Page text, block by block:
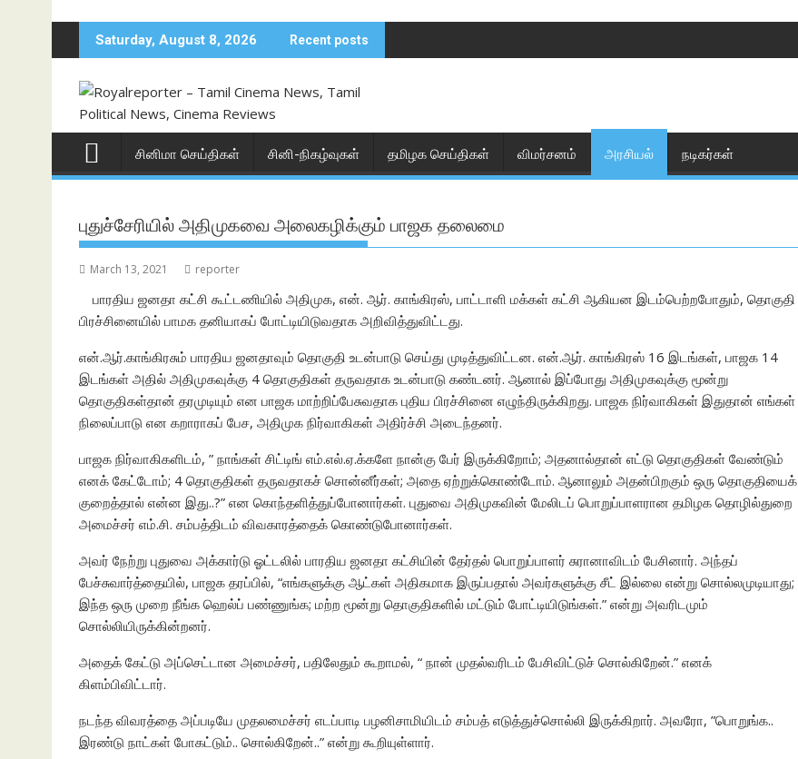
content
Saturday, August 8, 2026 Recent posts
சினிமா செய்திகள் சினி-நிகழ்வுகள் தமிழக செய்திகள் விமர்சனம் அரசியல் நடிகர்கள்
புதுச்சேரியில் அதிமுகவை அலைகழிக்கும் பாஜக தலைமை
March 13, 2021 reporter
பாரதிய ஜனதா கட்சி கூட்டணியில் அதிமுக, என். ஆர். காங்கிரஸ், பாட்டாளி மக்கள் கட்சி ஆகியன இடம்பெற்றபோதும், தொகுதி
பிரச்சினையில் பாமக தனியாகப் போட்டியிடுவதாக அறிவித்துவிட்டது.
என்.ஆர்.காங்கிரசும் பாரதிய ஜனதாவும் தொகுதி உடன்பாடு செய்து முடித்துவிட்டன. என்.ஆர். காங்கிரஸ் 16 இடங்கள், பாஜக 14
இடங்கள் அதில் அதிமுகவுக்கு 4 தொகுதிகள் தருவதாக உடன்பாடு கண்டனர். ஆனால் இப்போது அதிமுகவுக்கு மூன்று
தொகுதிகள்தான் தரமுடியும் என பாஜக மாற்றிப்பேசுவதாக புதிய பிரச்சினை எழுந்திருக்கிறது. பாஜக நிர்வாகிகள் இதுதான் எங்கள்
நிலைப்பாடு என கறாராகப் பேச, அதிமுக நிர்வாகிகள் அதிர்ச்சி அடைந்தனர்.
பாஜக நிர்வாகிகளிடம், ” நாங்கள் சிட்டிங் எம்.எல்.ஏ.க்களே நான்கு பேர் இருக்கிறோம்; அதனால்தான் எட்டு தொகுதிகள் வேண்டும்
எனக் கேட்டோம்; 4 தொகுதிகள் தருவதாகச் சொன்னீர்கள்; அதை ஏற்றுக்கொண்டோம். ஆனாலும் அதன்பிறகும் ஒரு தொகுதியைக்
குறைத்தால் என்ன இது..?” என கொந்தளித்துப்போனார்கள். புதுவை அதிமுகவின் மேலிடப் பொறுப்பாளரான தமிழக தொழில்துறை
அமைச்சர் எம்.சி. சம்பத்திடம் விவகாரத்தைக் கொண்டுபோனார்கள்.
அவர் நேற்று புதுவை அக்கார்டு ஓட்டலில் பாரதிய ஜனதா கட்சியின் தேர்தல் பொறுப்பாளர் சுரானாவிடம் பேசினார். அந்தப்
பேச்சுவார்த்தையில், பாஜக தரப்பில், “எங்களுக்கு ஆட்கள் அதிகமாக இருப்பதால் அவர்களுக்கு சீட் இல்லை என்று சொல்லமுடியாது;
இந்த ஒரு முறை நீங்க ஹெல்ப் பண்ணுங்க; மற்ற மூன்று தொகுதிகளில் மட்டும் போட்டியிடுங்கள்.” என்று அவரிடமும்
சொல்லியிருக்கின்றனர்.
அதைக் கேட்டு அப்செட்டான அமைச்சர், பதிலேதும் கூறாமல், “ நான் முதல்வரிடம் பேசிவிட்டுச் சொல்கிறேன்.” எனக்
கிளம்பிவிட்டார்.
நடந்த விவரத்தை அப்படியே முதலமைச்சர் எடப்பாடி பழனிசாமியிடம் சம்பத் எடுத்துச்சொல்லி இருக்கிறார். அவரோ, ”பொறுங்க..
இரண்டு நாட்கள் போகட்டும்.. சொல்கிறேன்..” என்று கூறியுள்ளார்.